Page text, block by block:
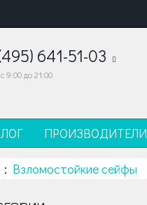
641-51-03
9:00 до 21:00
ПРОИЗВОДИТЕЛИ
Взломостойкие сейфы